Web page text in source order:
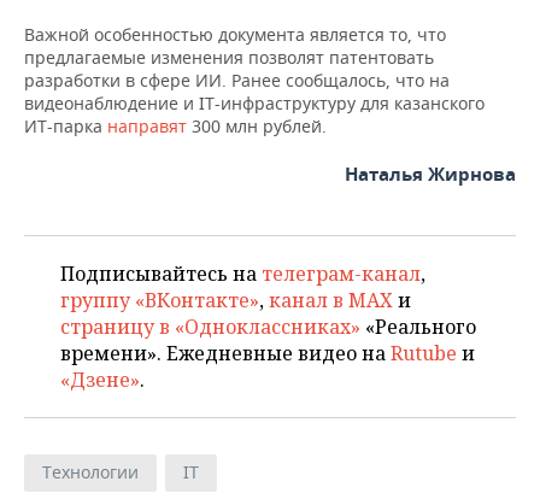
Важной особенностью документа является то, что
предлагаемые изменения позволят патентовать
разработки в сфере ИИ. Ранее сообщалось, что на
видеонаблюдение и IT-инфраструктуру для казанского
ИТ-парка направят 300 млн рублей.
Наталья Жирнова
Подписывайтесь на телеграм-канал,
группу «ВКонтакте»,канал в MAXи
страницу в «Одноклассниках» «Реального
времени». Ежедневные видео наRutube и
«Дзене».
Технологии IT